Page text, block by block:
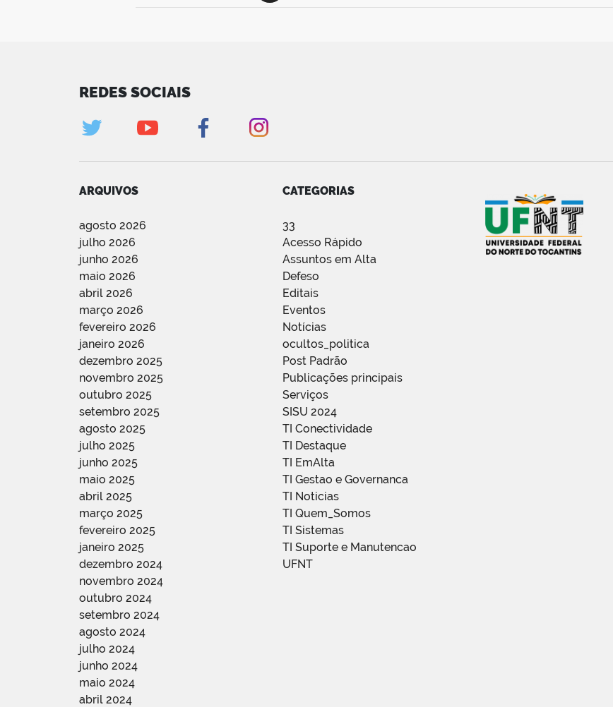
REDES SOCIAIS
ARQUIVOS
agosto 2026
julho 2026
junho 2026
maio 2026
abril 2026
março 2026
fevereiro 2026
janeiro 2026
dezembro 2025
novembro 2025
outubro 2025
setembro 2025
agosto 2025
julho 2025
junho 2025
maio 2025
abril 2025
março 2025
fevereiro 2025
janeiro 2025
dezembro 2024
novembro 2024
outubro 2024
setembro 2024
agosto 2024
julho 2024
junho 2024
maio 2024
abril 2024
CATEGORIAS
33
Acesso Rápido
Assuntos em Alta
Defeso
Editais
Eventos
Notícias
ocultos_politica
Post Padrão
Publicações principais
Serviços
SISU 2024
TI Conectividade
TI Destaque
TI EmAlta
TI Gestao e Governanca
TI Noticias
TI Quem_Somos
TI Sistemas
TI Suporte e Manutencao
UFNT